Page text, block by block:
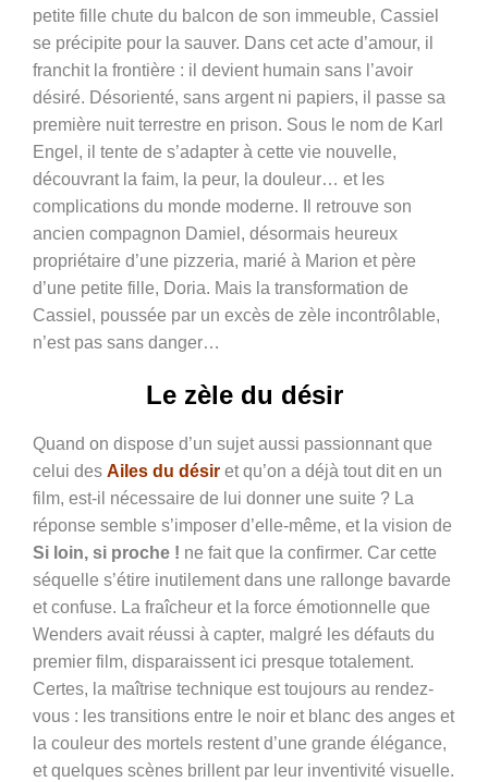
petite fille chute du balcon de son immeuble, Cassiel
se précipite pour la sauver. Dans cet acte d’amour, il
franchit la frontière : il devient humain sans l’avoir
désiré. Désorienté, sans argent ni papiers, il passe sa
première nuit terrestre en prison. Sous le nom de Karl
Engel, il tente de s’adapter à cette vie nouvelle,
découvrant la faim, la peur, la douleur… et les
complications du monde moderne. Il retrouve son
ancien compagnon Damiel, désormais heureux
propriétaire d’une pizzeria, marié à Marion et père
d’une petite fille, Doria. Mais la transformation de
Cassiel, poussée par un excès de zèle incontrôlable,
n’est pas sans danger…
Le zèle du désir
Quand on dispose d’un sujet aussi passionnant que
celui des Ailes du désir et qu’on a déjà tout dit en un
film, est-il nécessaire de lui donner une suite ? La
réponse semble s’imposer d’elle-même, et la vision de
Si loin, si proche ! ne fait que la confirmer. Car cette
séquelle s’étire inutilement dans une rallonge bavarde
et confuse. La fraîcheur et la force émotionnelle que
Wenders avait réussi à capter, malgré les défauts du
premier film, disparaissent ici presque totalement.
Certes, la maîtrise technique est toujours au rendez-
vous : les transitions entre le noir et blanc des anges et
la couleur des mortels restent d’une grande élégance,
et quelques scènes brillent par leur inventivité visuelle.